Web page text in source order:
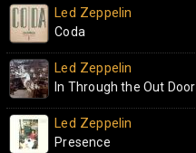
Led Zeppelin
Coda
Led Zeppelin
In Through the Out Door
Led Zeppelin
Presence